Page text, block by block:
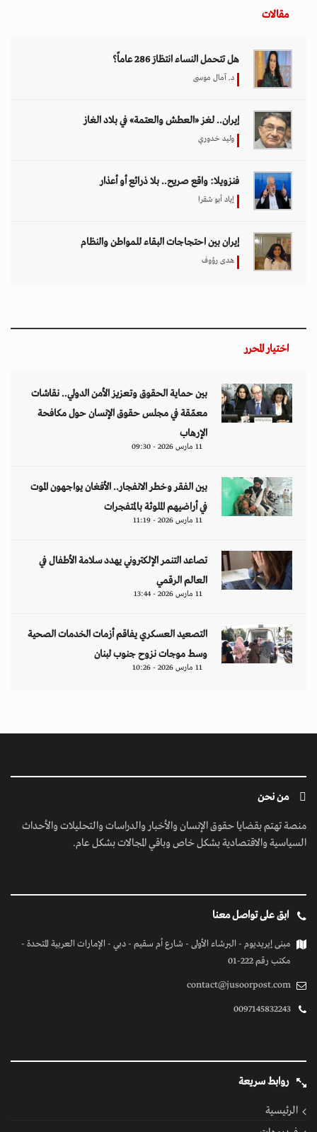
مقالات
هل تتحمل النساء انتظارَ 286 عاماً؟
د. آمال موسى
إيران.. لغز «العطش والعتمة» في بلاد الغاز
وليد خدوري
فنزويلا: واقع صريح.. بلا ذرائع أو أعذار
إياد أبو شقرا
إيران بين احتجاجات البقاء للمواطن والنظام
هدى رؤوف
اختيار المحرر
بين حماية الحقوق وتعزيز الأمن الدولي.. نقاشات
معمّقة في مجلس حقوق الإنسان حول مكافحة
الإرهاب
11 مارس 2026 - 09:30
بين الفقر وخطر الانفجار.. الأفغان يواجهون الموت
في أراضيهم الملوثة بالمتفجرات
11 مارس 2026 - 11:19
تصاعد التنمر الإلكتروني يهدد سلامة الأطفال في
العالم الرقمي
11 مارس 2026 - 13:44
التصعيد العسكري يفاقم أزمات الخدمات الصحية
وسط موجات نزوح جنوب لبنان
11 مارس 2026 - 10:26
من نحن
منصة تهتم بقضايا حقوق الإنسان والأخبار والدراسات والتحليلات والأحداث
السياسية والاقتصادية بشكل خاص وباقي المجالات بشكل عام.
ابق على تواصل معنا
مبنى إيريديوم - البرشاء الأولى - شارع أم سقيم - دبي - الإمارات العربية المتحدة -
مكتب رقم 222-01
contact@jusoorpost.com
0097145832243
روابط سريعة
الرئيسية